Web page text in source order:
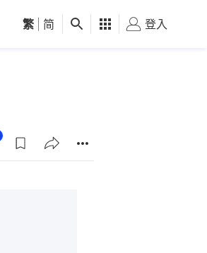
觀點 健康 好食玩飛
繁 简 登入